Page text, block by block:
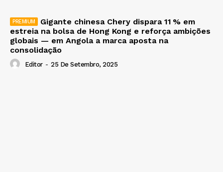
Gigante chinesa Chery dispara 11 % em
estreia na bolsa de Hong Kong e reforça ambições
globais — em Angola a marca aposta na
consolidação
Editor - 25 De Setembro, 2025